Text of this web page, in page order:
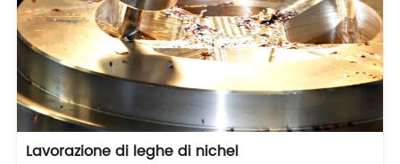
Lavorazione di leghe di nichel